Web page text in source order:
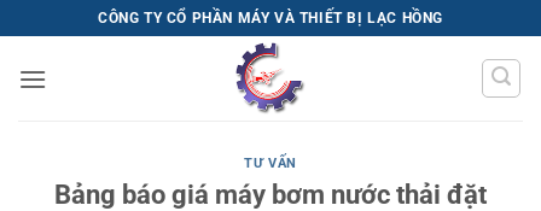
qua
nội
CÔNG TY CỔ PHẦN MÁY VÀ THIẾT BỊ LẠC HỒNG
TƯ VẤN
Bảng báo giá máy bơm nước thải đặt